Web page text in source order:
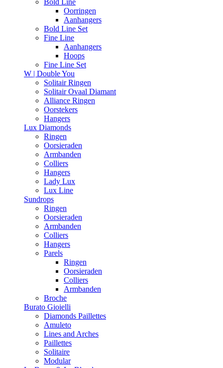
Bold Line
Oorringen
Aanhangers
Bold Line Set
Fine Line
Aanhangers
Hoops
Fine Line Set
W | Double You
Solitair Ringen
Solitair Ovaal Diamant
Alliance Ringen
Oorstekers
Hangers
Lux Diamonds
Ringen
Oorsieraden
Armbanden
Colliers
Hangers
Lady Lux
Lux Line
Sundrops
Ringen
Oorsieraden
Armbanden
Colliers
Hangers
Parels
Ringen
Oorsieraden
Colliers
Armbanden
Broche
Burato Gioielli
Diamonds Paillettes
Amuleto
Lines and Arches
Paillettes
Solitaire
Modular